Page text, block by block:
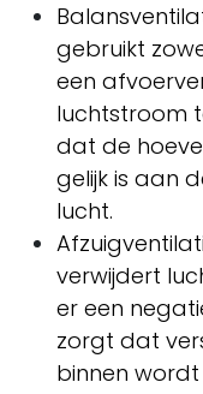
gebruikt
een
luchtstroom
dat de
gelijk is aan
lucht.
verwijdert
er een
zorgt dat
binnen